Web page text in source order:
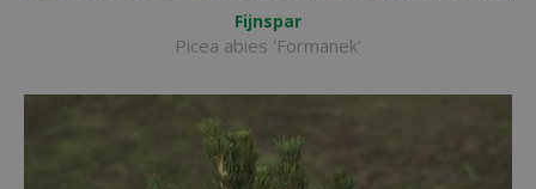
Fijnspar
Picea abies 'Formanek'